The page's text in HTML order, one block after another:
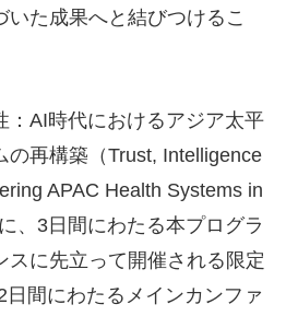
いた成果へと結びつけるこ
：AI時代におけるアジア太平
の再構築（Trust, Intelligence
APAC Health Systems in
、3日間にわたる本プログラ
スに先立って開催される限定
間にわたるメインカンファ